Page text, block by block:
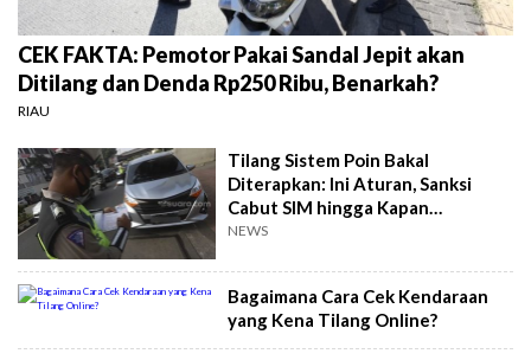
CEK FAKTA: Pemotor Pakai Sandal Jepit akan
Ditilang dan Denda Rp250 Ribu, Benarkah?
RIAU
Tilang Sistem Poin Bakal
Diterapkan: Ini Aturan, Sanksi
Cabut SIM hingga Kapan
Mulainya?
NEWS
Bagaimana Cara Cek Kendaraan
yang Kena Tilang Online?